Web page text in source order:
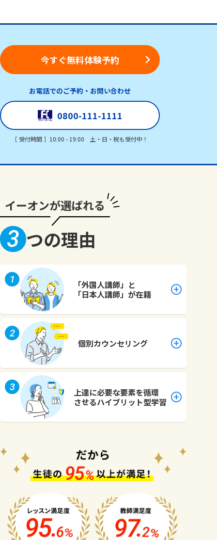
今すぐ無料体験予約
お電話でのご予約 ・ お問い合わせ
0800-111-1111
［ 受付時間 ］10:00 - 19:00 土・日・祝も受付中！
イーオンが選ばれる
3 つの理由
1
「外国人講師」と
「日本人講師」が在籍
2
個別カウンセリング
3
上達に必要な要素を循環
させるハイブリット型学習